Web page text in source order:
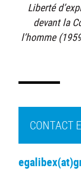
Liberté
devant la
l’homme
CONTACT